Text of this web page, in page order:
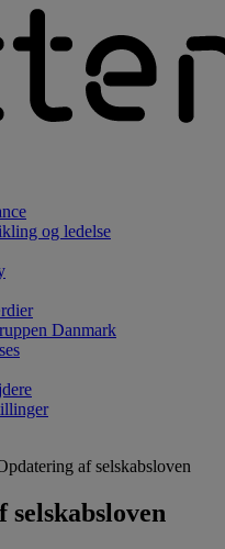
og ledelse
Danmark
af selskabsloven